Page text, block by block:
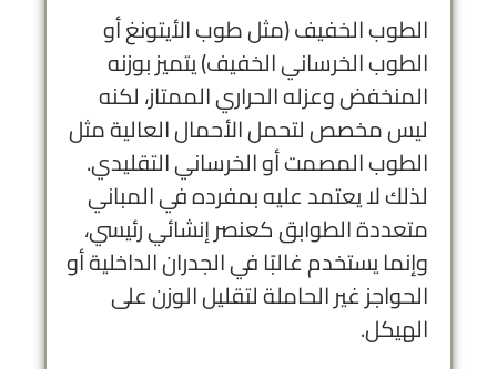
الطوب الخفيف (مثل طوب الأيتونغ أو
الطوب الخرساني الخفيف) يتميز بوزنه
المنخفض وعزله الحراري الممتاز، لكنه
ليس مخصص لتحمل الأحمال العالية مثل
الطوب المصمت أو الخرساني التقليدي.
لذلك لا يعتمد عليه بمفرده في المباني
متعددة الطوابق كعنصر إنشائي رئيسي،
وإنما يستخدم غالبًا في الجدران الداخلية أو
الحواجز غير الحاملة لتقليل الوزن على
الهيكل.